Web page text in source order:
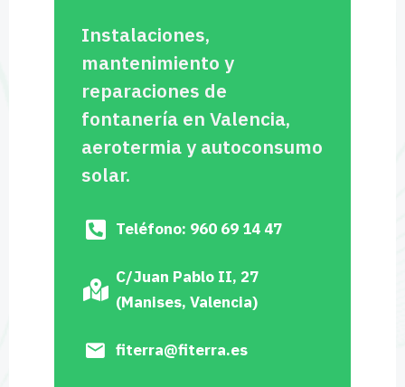
Instalaciones,
mantenimiento y
reparaciones de
fontanería en Valencia,
aerotermia y autoconsumo
solar.
Teléfono: 960 69 14 47
C/Juan Pablo II, 27
(Manises, Valencia)
fiterra@fiterra.es